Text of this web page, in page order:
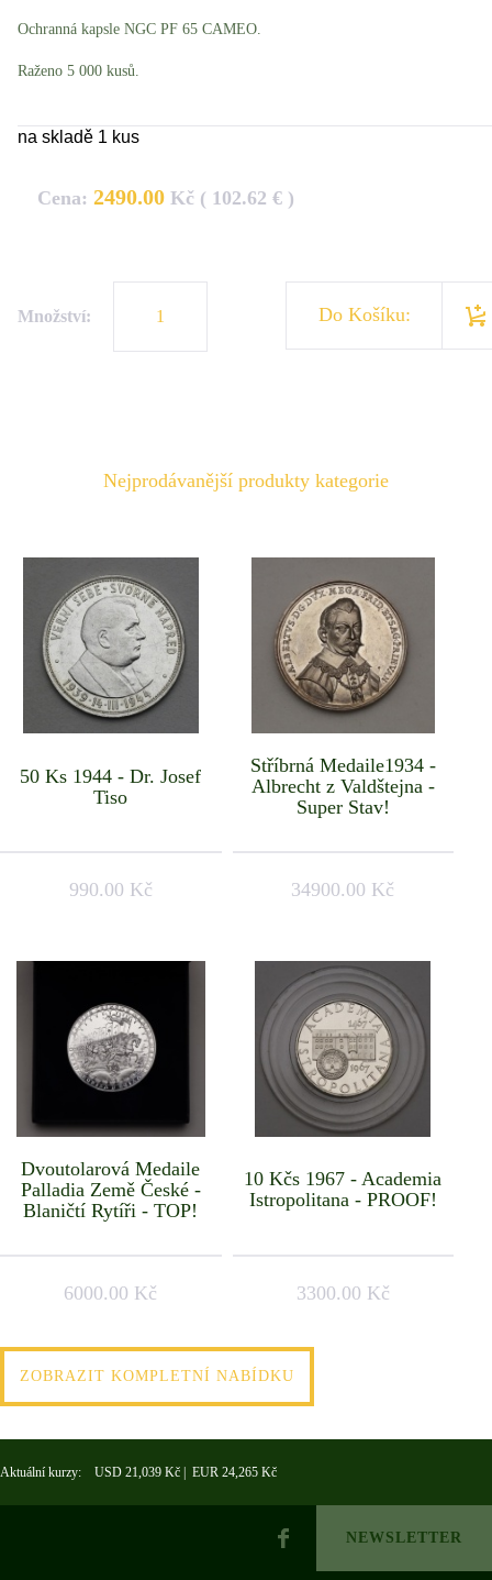
Ochranná kapsle NGC PF 65 CAMEO.
Raženo 5 000 kusů.
na skladě 1 kus
Cena: 2490.00 Kč ( 102.62 € )
Množství: Do Košíku:
Nejprodávanější produkty kategorie
50 Ks 1944 - Dr. Josef
Tiso
990.00 Kč
Stříbrná Medaile1934 -
Albrecht z Valdštejna -
Super Stav!
34900.00 Kč
Dvoutolarová Medaile
Palladia Země České -
Blaničtí Rytíři - TOP!
6000.00 Kč
10 Kčs 1967 - Academia
Istropolitana - PROOF!
3300.00 Kč
ZOBRAZIT KOMPLETNÍ NABÍDKU
Aktuální kurzy: USD 21,039 Kč | EUR 24,265 Kč
NEWSLETTER